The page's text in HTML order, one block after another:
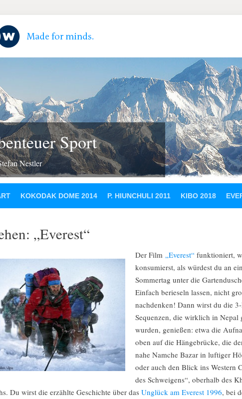
Sport
Nestler
KOKODAK DOME 2014 P. HIUNCHULI 2011 KIBO 2018
„Everest“
Der Film „Everest“ funktioniert,
konsumierst, als würdest du an
Sommertag unter die
Einfach berieseln lassen, nicht
nachdenken! Dann wirst du die
Sequenzen, die wirklich in Nepal
wurden, genießen: etwa die
oben auf die Hängebrücke, die
nahe Namche Bazar in luftiger
oder auch den Blick ins Western
des Schweigens“, oberhalb des
Du wirst die erzählte Geschichte über das Unglück am Everest 1996, bei